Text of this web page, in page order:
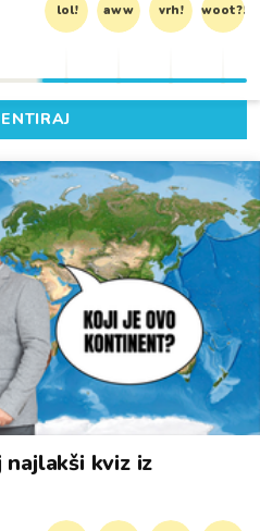
lol! aww vrh! woot?!
kviz iz